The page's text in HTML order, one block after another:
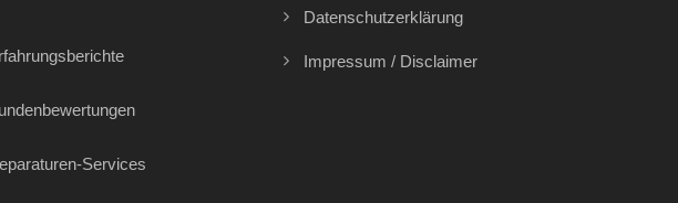
Services
Datenschutzerklärung
Impressum / Disclaimer